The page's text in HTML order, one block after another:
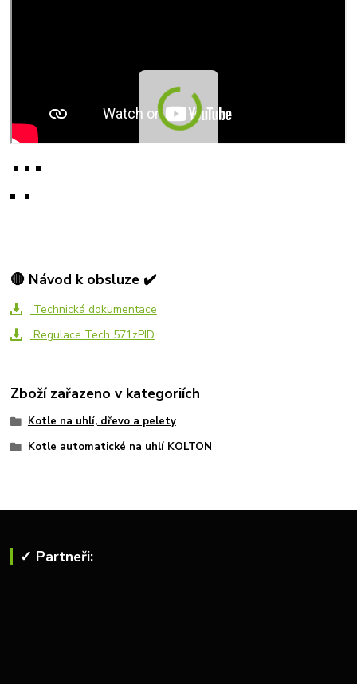
🔴 Návod k obsluze ✔️
Technická dokumentace
Regulace Tech 571zPID
Zboží zařazeno v kategoriích
Kotle na uhlí, dřevo a pelety
Kotle automatické na uhlí KOLTON
✓ Partneři: